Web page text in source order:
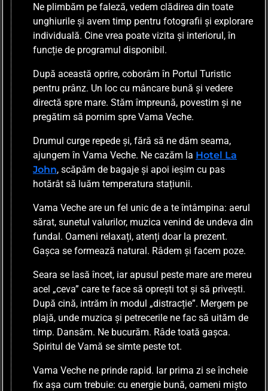
Ne plimbăm pe faleză, vedem clădirea din toate
unghiurile și avem timp pentru fotografii și explorare
individuală. Cine vrea poate vizita și interiorul, în
funcție de programul disponibil.
După această oprire, coborâm în Portul Turistic
pentru prânz. Un loc cu mâncare bună și vedere
directă spre mare. Stăm împreună, povestim și ne
pregătim să pornim spre Vama Veche.
Drumul curge repede și, fără să ne dăm seama,
ajungem în Vama Veche. Ne cazăm la Hotel La
John, scăpăm de bagaje și apoi ieșim cu pas
hotărât să luăm temperatura stațiunii.
Vama Veche are un fel unic de a te întâmpina: aerul
sărat, sunetul valurilor, muzica venind de undeva din
fundal. Oameni relaxați, atenți doar la prezent.
Gașca se formează natural. Râdem și facem poze.
Seara se lasă încet, iar apusul peste mare are mereu
acel „ceva” care te face să oprești tot și să privești.
După cină, intrăm în modul „distracție”. Mergem pe
plajă, unde muzica și petrecerile ne fac să uităm de
timp. Dansăm. Ne bucurăm. Râde toată gașca.
Spiritul de Vamă se simte peste tot.
Vama Veche ne prinde rapid. Iar prima zi se încheie
fix așa cum trebuie: cu energie bună, oameni mișto